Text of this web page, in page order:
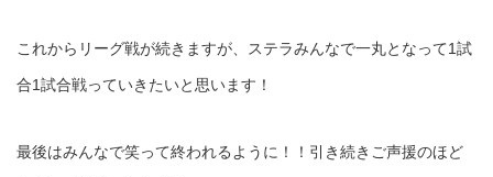
これからリーグ戦が続きますが、ステラみんなで一丸となって1試
合1試合戦っていきたいと思います！
最後はみんなで笑って終われるように！！引き続きご声援のほど